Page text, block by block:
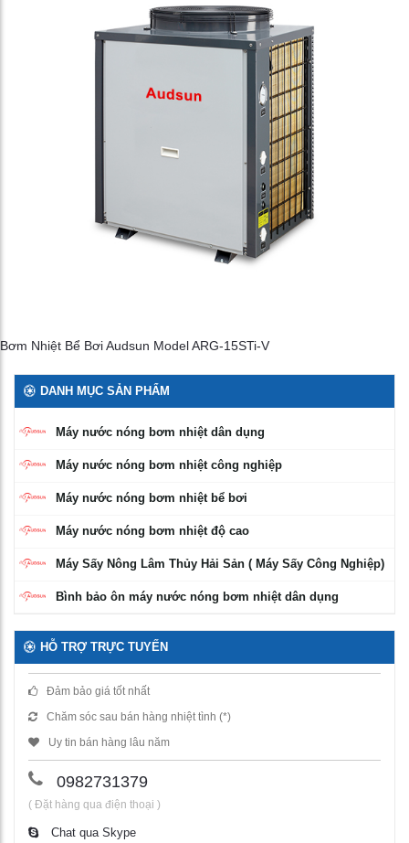
Bơm Nhiệt Bể Bơi Audsun Model ARG-15STi-V
DANH MỤC SẢN PHẨM
Máy nước nóng bơm nhiệt dân dụng
Máy nước nóng bơm nhiệt công nghiệp
Máy nước nóng bơm nhiệt bể bơi
Máy nước nóng bơm nhiệt độ cao
Máy Sấy Nông Lâm Thủy Hải Sản ( Máy Sấy Công Nghiệp)
Bình bảo ôn máy nước nóng bơm nhiệt dân dụng
HỖ TRỢ TRỰC TUYẾN
Đảm bảo giá tốt nhất
Chăm sóc sau bán hàng nhiệt tình (*)
Uy tin bán hàng lâu năm
0982731379
( Đặt hàng qua điện thoại )
Chat qua Skype